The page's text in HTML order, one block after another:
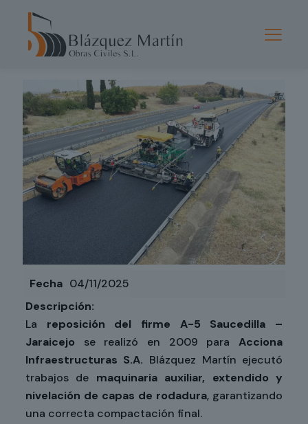
Published by admin
Fecha 04/11/2025
Descripción:
La reposición del firme A-5 Saucedilla –
Jaraicejo se realizó en 2009 paraAcciona
Infraestructuras S.A. Blázquez Martín ejecutó
trabajos de maquinaria auxiliar, extendido y
nivelación de capas de rodadura, garantizando
una correcta compactación final.